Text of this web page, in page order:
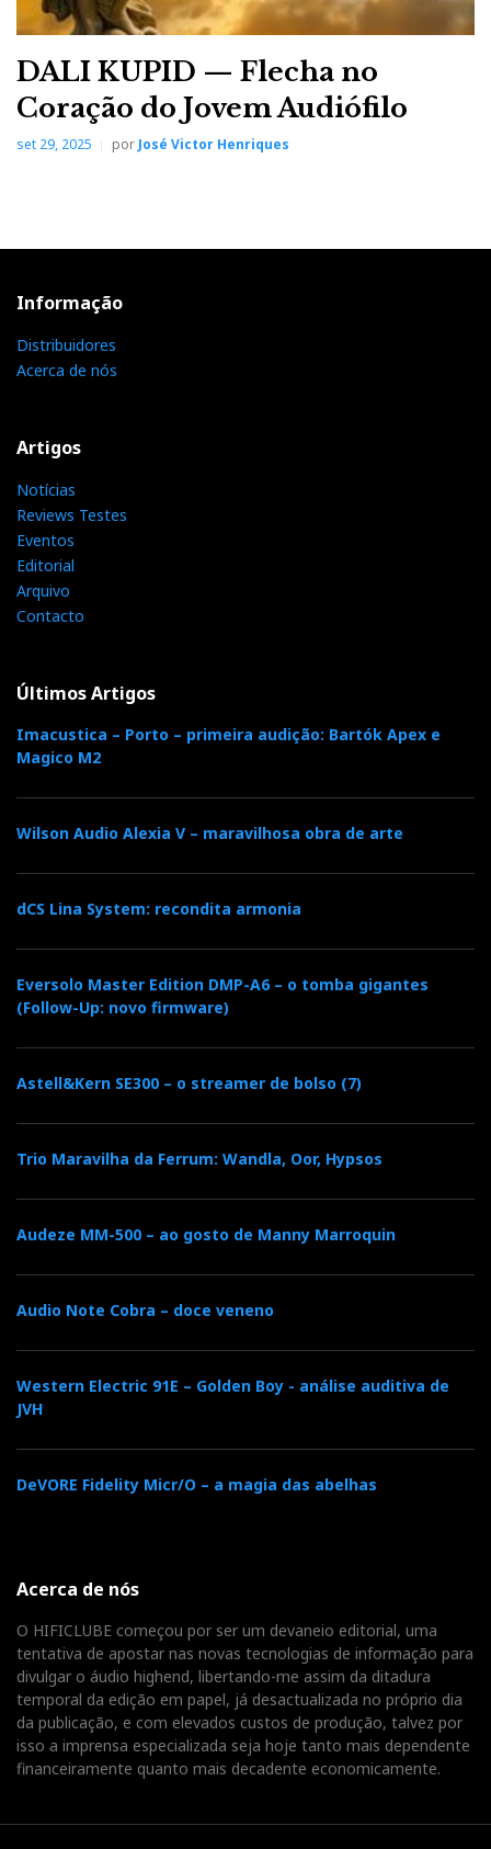
DALI KUPID — Flecha no
Coração do Jovem Audiófilo
set 29, 2025 porJosé Victor Henriques
Informação
Distribuidores
Acerca de nós
Artigos
Notícias
Reviews Testes
Eventos
Editorial
Arquivo
Contacto
Últimos Artigos
Imacustica – Porto – primeira audição: Bartók Apex e
Magico M2
Wilson Audio Alexia V – maravilhosa obra de arte
dCS Lina System: recondita armonia
Eversolo Master Edition DMP-A6 – o tomba gigantes
(Follow-Up: novo firmware)
Astell&Kern SE300 – o streamer de bolso (7)
Trio Maravilha da Ferrum: Wandla, Oor, Hypsos
Audeze MM-500 – ao gosto de Manny Marroquin
Audio Note Cobra – doce veneno
Western Electric 91E – Golden Boy - análise auditiva de
JVH
DeVORE Fidelity Micr/O – a magia das abelhas
Acerca de nós
O HIFICLUBE começou por ser um devaneio editorial, uma
tentativa de apostar nas novas tecnologias de informação para
divulgar o áudio highend, libertando-me assim da ditadura
temporal da edição em papel, já desactualizada no próprio dia
da publicação, e com elevados custos de produção, talvez por
isso a imprensa especializada seja hoje tanto mais dependente
financeiramente quanto mais decadente economicamente.